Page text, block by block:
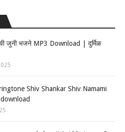
जुनी भजने MP3 Download | दुर्मिळ
ringtone Shiv Shankar Shiv Namami